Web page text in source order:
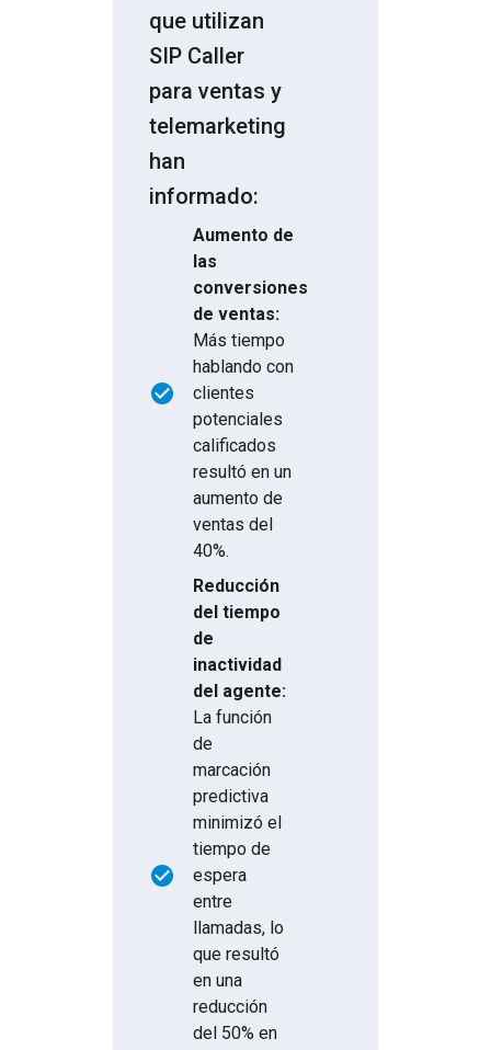
que utilizan
SIP Caller
para ventas y
telemarketing
han
informado:
Aumento de
las
conversiones
de ventas:
Más tiempo
hablando con
clientes
potenciales
calificados
resultó en un
aumento de
ventas del
40%.
Reducción
del tiempo
de
inactividad
del agente:
La función
de
marcación
predictiva
minimizó el
tiempo de
espera
entre
llamadas, lo
que resultó
en una
reducción
del 50% en